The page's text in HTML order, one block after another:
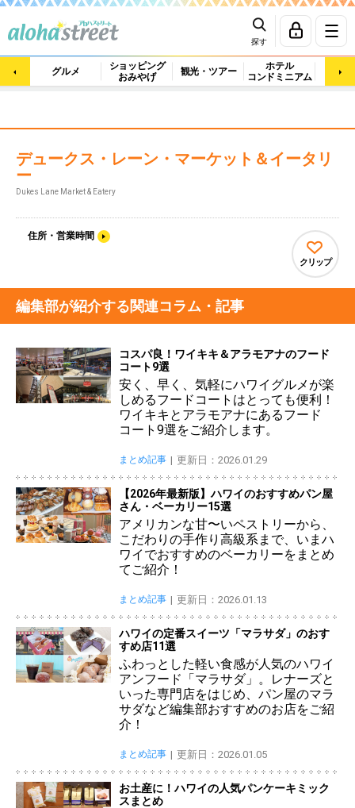
探す
グルメ
ショッピング
おみやげ
観光・ツアー
ホテル
コンドミニアム
マッ
デュークス・レーン・マーケット＆イータリ
ー
Dukes Lane Market & Eatery
住所・営業時間
クリップ
編集部が紹介する関連コラム・記事
コスパ良！ワイキキ＆アラモアナのフード
コート9選
安く、早く、気軽にハワイグルメが楽
しめるフードコートはとっても便利！
ワイキキとアラモアナにあるフード
コート9選をご紹介します。
まとめ記事 更新日：2026.01.29
【2026年最新版】ハワイのおすすめパン屋
さん・ベーカリー15選
アメリカンな甘〜いペストリーから、
こだわりの手作り高級系まで、いまハ
ワイでおすすめのベーカリーをまとめ
てご紹介！
まとめ記事 更新日：2026.01.13
ハワイの定番スイーツ「マラサダ」のおす
すめ店11選
ふわっとした軽い食感が人気のハワイ
アンフード「マラサダ」。レナーズと
いった専門店をはじめ、パン屋のマラ
サダなど編集部おすすめのお店をご紹
介！
まとめ記事 更新日：2026.01.05
お土産に！ハワイの人気パンケーキミック
スまとめ